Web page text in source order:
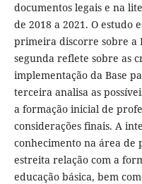
documentos legais e na
de 2018 a 2021. O estudo
primeira discorre sobre a
segunda reflete sobre as
implementação da Base
terceira analisa as
a formação inicial de
considerações finais. A
conhecimento na área de
estreita relação com a
educação básica, bem